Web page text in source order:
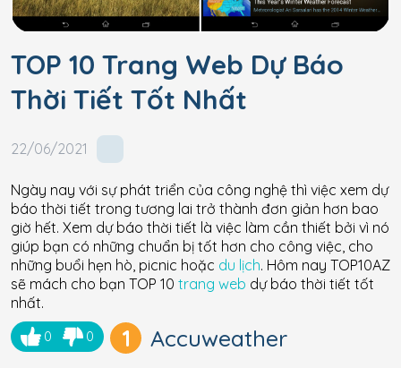
TOP 10 Trang Web Dự Báo
Thời Tiết Tốt Nhất
22/06/2021
Ngày nay với sự phát triển của công nghệ thì việc xem dự
báo thời tiết trong tương lai trở thành đơn giản hơn bao
giờ hết. Xem dự báo thời tiết là việc làm cần thiết bởi vì nó
giúp bạn có những chuẩn bị tốt hơn cho công việc, cho
những buổi hẹn hò, picnic hoặc du lịch. Hôm nay TOP10AZ
sẽ mách cho bạn TOP 10 trang web dự báo thời tiết tốt
nhất.
0 0 1 Accuweather